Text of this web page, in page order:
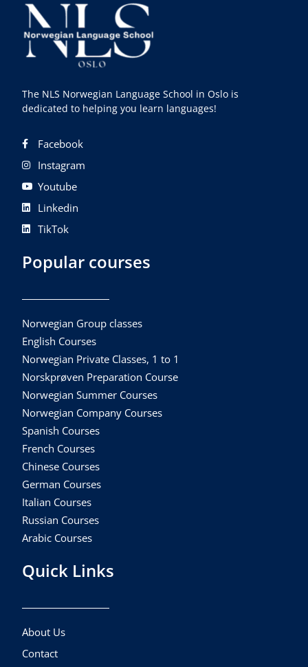
The NLS Norwegian Language School in Oslo is
dedicated to helping you learn languages!
Facebook
Instagram
Youtube
Linkedin
TikTok
Popular courses
Norwegian Group classes
English Courses
Norwegian Private Classes, 1 to 1
Norskprøven Preparation Course
Norwegian Summer Courses
Norwegian Company Courses
Spanish Courses
French Courses
Chinese Courses
German Courses
Italian Courses
Russian Courses
Arabic Courses
Quick Links
About Us
Contact